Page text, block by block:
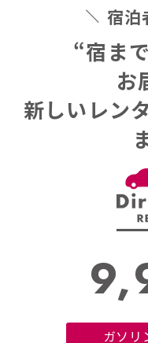
宿泊
“宿ま
お
新しいレン
ガソリ